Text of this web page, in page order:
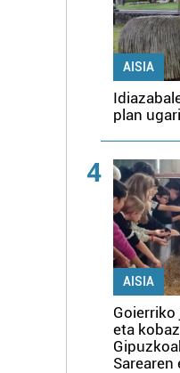
AISIA
plan ugari
4
AISIA
Goierriko
eta